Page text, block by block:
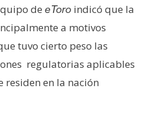
de eToro indicó que la
a motivos
tuvo cierto peso las
regulatorias aplicables
residen en la nación